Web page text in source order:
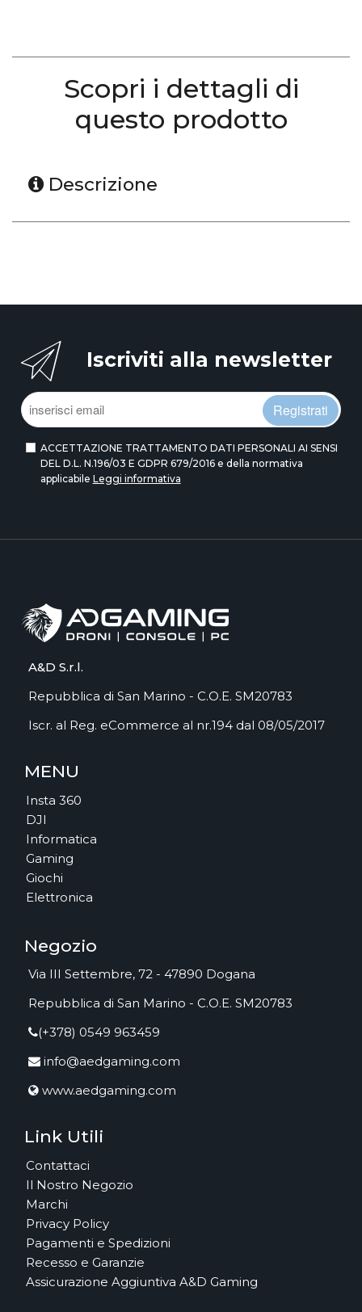
Scopri i dettagli di
questo prodotto
Descrizione
Iscriviti alla newsletter
Registrati
ACCETTAZIONE TRATTAMENTO DATI PERSONALI AI SENSI
DEL D.L. N.196/03 E GDPR 679/2016 e della normativa
applicabile Leggi informativa
A&D S.r.l.
Repubblica di San Marino - C.O.E. SM20783
Iscr. al Reg. eCommerce al nr.194 dal 08/05/2017
MENU
Insta 360
DJI
Informatica
Gaming
Giochi
Elettronica
Negozio
Via III Settembre, 72 - 47890 Dogana
Repubblica di San Marino - C.O.E. SM20783
(+378) 0549 963459
info@aedgaming.com
www.aedgaming.com
Link Utili
Contattaci
Il Nostro Negozio
Marchi
Privacy Policy
Pagamenti e Spedizioni
Recesso e Garanzie
Assicurazione Aggiuntiva A&D Gaming